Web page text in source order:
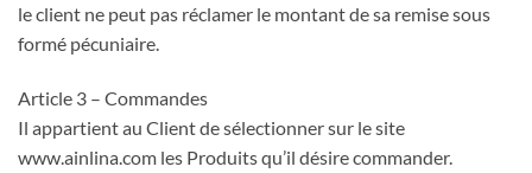
le client ne peut pas réclamer le montant de sa remise sous
formé pécuniaire.
Article 3 – Commandes
Il appartient au Client de sélectionner sur le site
www.ainlina.com les Produits qu’il désire commander.